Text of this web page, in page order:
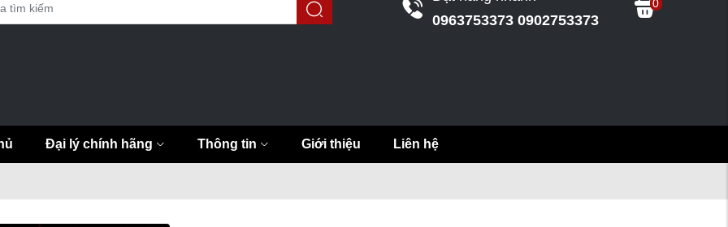
0963753373 0902753373
0
Đại lý chính hãng Thông tin Giới thiệu Liên hệ